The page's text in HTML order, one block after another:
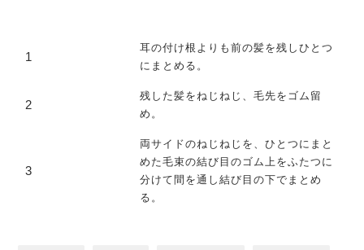
1
耳の付け根よりも前の髪を残しひとつ
にまとめる。
2
残した髪をねじねじ、毛先をゴム留
め。
3
両サイドのねじねじを、ひとつにまと
めた毛束の結び目のゴム上をふたつに
分けて間を通し結び目の下でまとめ
る。